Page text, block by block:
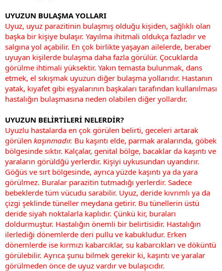
UYUZUN BULAŞMA YOLLARI
Uyuz, uyuz parazitinin bulaşmış olduğu kişiden, sağlıklı olan
başka bir kişiye bulaşır. Yayılma ihitmali oldukça fazladır ve
salgına yol açabilir. En çok birlikte yaşayan ailelerde, beraber
uyuyan kişilerde bulaşma daha fazla görülür. Çocuklarda
görülme ihtimali yüksektir. Yakın temasta bulunmak, dans
etmek, el sıkışmak uyuzun diğer bulaşma yollarıdır. Hastanın
yatak, kıyafet gibi eşyalarının başkaları tarafından kullanılması
hastalığın bulaşmasına neden olabilen diğer yollardır.
UYUZUN BELİRTİLERİ NELERDİR?
Uyuzlu hastalarda en çok görülen belirti, geceleri artarak
görülen kaşınmadır. Bu kaşıntı elde, parmak aralarında, göbek
bölgesinde sıktır. Kalçalar, genital bölge, bacaklar da kaşıntı ve
yaraların görüldğü yerlerdir. Kişiyi uykusundan uyandırır.
Göğüs ve sırt bölgesinde, ayrıca yüzde kaşıntı ya da yara
görülmez. Buralar parazitin tutmadığı yerlerdir. Sadece
bebeklerde tüm vücudu sarabilir. Uyuz, deride kıvrımlı ya da
çizgi şeklinde tüneller meydana getirir. Bu tünellerin üstü
deride siyah noktalarla kaplıdır. Çünkü kir, buraları
doldurmuştur. Hastalığın önemli bir belirtisidir. Hastalığın
ilerlediği dönemlerde deri pullu ve kabukludur. Erken
dönemlerde ise kırmızı kabarcıklar, su kabarcıkları ve döküntü
görülebilir. Ayrıca şunu bilmek gerekir ki, kaşıntı ve yaralar
görülmeden önce de uyuz vardır ve bulaşıcıdır.